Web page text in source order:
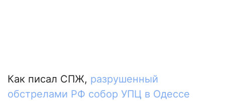
Как писал СПЖ, разрушенный
обстрелами РФ собор УПЦ в Одессе